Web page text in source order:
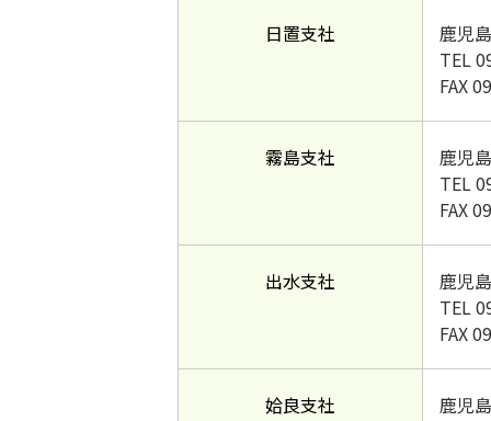
日置支社 鹿児
TEL
FAX
霧島支社 鹿児
TEL
FAX
出水支社 鹿児
TEL
FAX
姶良支社 鹿児